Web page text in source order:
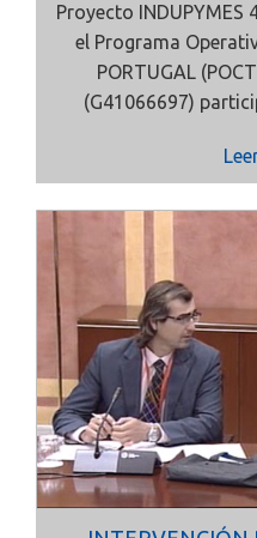
Proyecto INDUPYMES
el Programa
PORTUGAL
(G41066697)